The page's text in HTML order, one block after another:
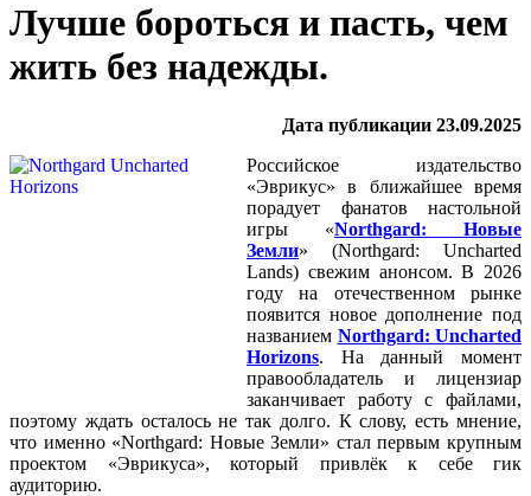
Лучше бороться и пасть, чем
жить без надежды.
Дата публикации 23.09.2025
Российское издательство
«Эврикус» в ближайшее время
порадует фанатов настольной
игры «Northgard: Новые
Земли» (Northgard: Uncharted
Lands) свежим анонсом. В 2026
году на отечественном рынке
появится новое дополнение под
названием Northgard: Uncharted
Horizons. На данный момент
правообладатель и лицензиар
заканчивает работу с файлами,
поэтому ждать осталось не так долго. К слову, есть мнение,
что именно «Northgard: Новые Земли» стал первым крупным
проектом «Эврикуса», который привлёк к себе гик
аудиторию.